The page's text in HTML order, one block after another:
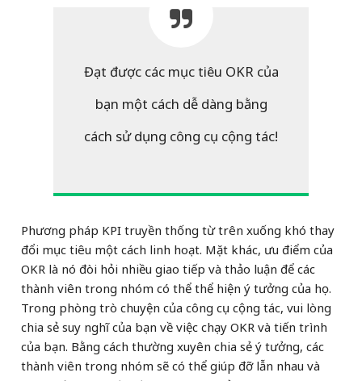
Đạt được các mục tiêu OKR của
bạn một cách dễ dàng bằng
cách sử dụng công cụ cộng tác!
Phương pháp KPI truyền thống từ trên xuống khó thay
đổi mục tiêu một cách linh hoạt. Mặt khác, ưu điểm của
OKR là nó đòi hỏi nhiều giao tiếp và thảo luận để các
thành viên trong nhóm có thể thể hiện ý tưởng của họ.
Trong phòng trò chuyện của công cụ cộng tác, vui lòng
chia sẻ suy nghĩ của bạn về việc chạy OKR và tiến trình
của bạn. Bằng cách thường xuyên chia sẻ ý tưởng, các
thành viên trong nhóm sẽ có thể giúp đỡ lẫn nhau và